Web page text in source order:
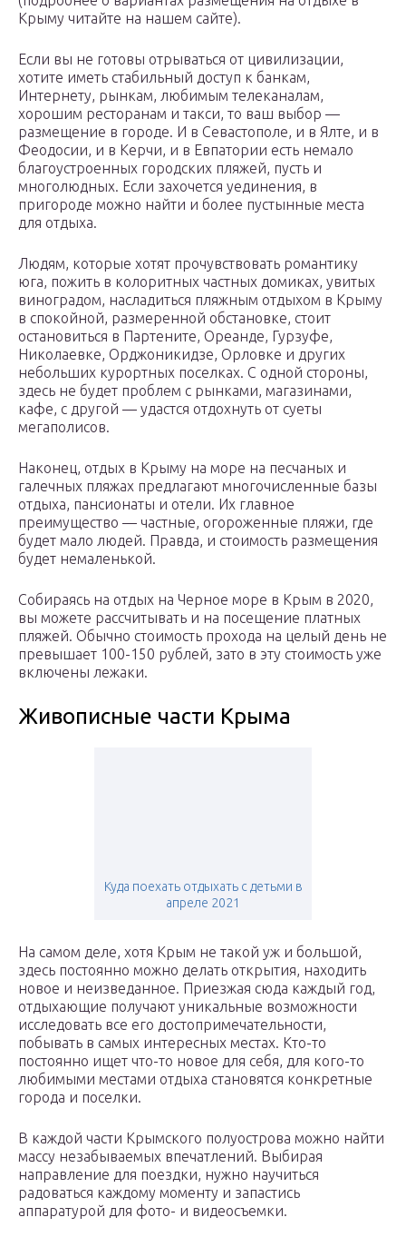
Крыму читайте на нашем сайте).
Если вы не готовы отрываться от цивилизации,
хотите иметь стабильный доступ к банкам,
Интернету, рынкам, любимым телеканалам,
хорошим ресторанам и такси, то ваш выбор —
размещение в городе. И в Севастополе, и в Ялте, и в
Феодосии, и в Керчи, и в Евпатории есть немало
благоустроенных городских пляжей, пусть и
многолюдных. Если захочется уединения, в
пригороде можно найти и более пустынные места
для отдыха.
Людям, которые хотят прочувствовать романтику
юга, пожить в колоритных частных домиках, увитых
виноградом, насладиться пляжным отдыхом в Крыму
в спокойной, размеренной обстановке, стоит
остановиться в Партените, Ореанде, Гурзуфе,
Николаевке, Орджоникидзе, Орловке и других
небольших курортных поселках. С одной стороны,
здесь не будет проблем с рынками, магазинами,
кафе, с другой — удастся отдохнуть от суеты
мегаполисов.
Наконец, отдых в Крыму на море на песчаных и
галечных пляжах предлагают многочисленные базы
отдыха, пансионаты и отели. Их главное
преимущество — частные, огороженные пляжи, где
будет мало людей. Правда, и стоимость размещения
будет немаленькой.
Собираясь на отдых на Черное море в Крым в 2020,
вы можете рассчитывать и на посещение платных
пляжей. Обычно стоимость прохода на целый день не
превышает 100-150 рублей, зато в эту стоимость уже
включены лежаки.
Живописные части Крыма
Куда поехать отдыхать с детьми в
апреле 2021
На самом деле, хотя Крым не такой уж и большой,
здесь постоянно можно делать открытия, находить
новое и неизведанное. Приезжая сюда каждый год,
отдыхающие получают уникальные возможности
исследовать все его достопримечательности,
побывать в самых интересных местах. Кто-то
постоянно ищет что-то новое для себя, для кого-то
любимыми местами отдыха становятся конкретные
города и поселки.
В каждой части Крымского полуострова можно найти
массу незабываемых впечатлений. Выбирая
направление для поездки, нужно научиться
радоваться каждому моменту и запастись
аппаратурой для фото- и видеосъемки.